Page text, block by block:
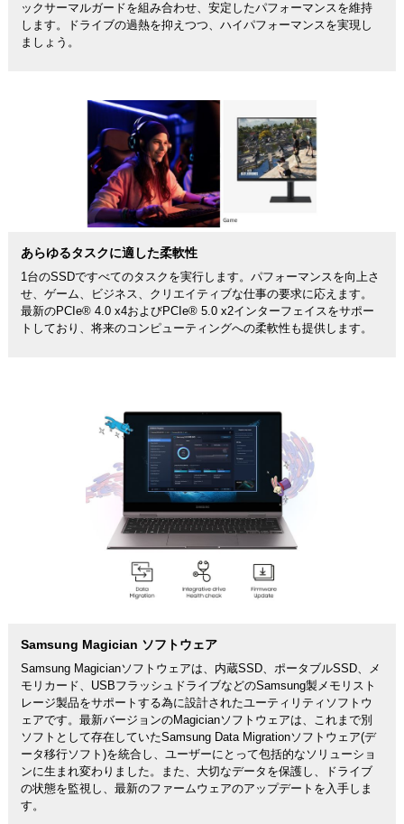
ックサーマルガードを組み合わせ、安定したパフォーマンスを維持
します。ドライブの過熱を抑えつつ、ハイパフォーマンスを実現し
ましょう。
あらゆるタスクに適した柔軟性
1台のSSDですべてのタスクを実行します。パフォーマンスを向上さ
せ、ゲーム、ビジネス、クリエイティブな仕事の要求に応えます。
最新のPCIe® 4.0 x4およびPCIe® 5.0 x2インターフェイスをサポー
トしており、将来のコンピューティングへの柔軟性も提供します。
Samsung Magician ソフトウェア
Samsung Magicianソフトウェアは、内蔵SSD、ポータブルSSD、メ
モリカード、USBフラッシュドライブなどのSamsung製メモリスト
レージ製品をサポートする為に設計されたユーティリティソフトウ
ェアです。最新バージョンのMagicianソフトウェアは、これまで別
ソフトとして存在していたSamsung Data Migrationソフトウェア(デ
ータ移行ソフト)を統合し、ユーザーにとって包括的なソリューショ
ンに生まれ変わりました。また、大切なデータを保護し、ドライブ
の状態を監視し、最新のファームウェアのアップデートを入手しま
す。